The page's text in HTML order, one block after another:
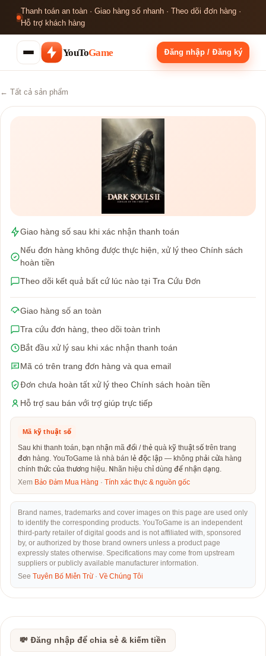
Thanh toán an toàn · Giao hàng số nhanh · Theo dõi đơn hàng ·
Hỗ trợ khách hàng
YouToGame Đăng nhập / Đăng ký
← Tất cả sản phẩm
Giao hàng số sau khi xác nhận thanh toán
Nếu đơn hàng không được thực hiện, xử lý theo Chính sách
hoàn tiền
Theo dõi kết quả bất cứ lúc nào tại Tra Cứu Đơn
Giao hàng số an toàn
Tra cứu đơn hàng, theo dõi toàn trình
Bắt đầu xử lý sau khi xác nhận thanh toán
Mã có trên trang đơn hàng và qua email
Đơn chưa hoàn tất xử lý theo Chính sách hoàn tiền
Hỗ trợ sau bán với trợ giúp trực tiếp
Mã kỹ thuật số
Sau khi thanh toán, bạn nhận mã đổi / thẻ quà kỹ thuật số trên trang
đơn hàng. YouToGame là nhà bán lẻ độc lập — không phải cửa hàng
chính thức của thương hiệu. Nhãn hiệu chỉ dùng để nhận dạng.
Xem Bảo Đảm Mua Hàng · Tính xác thực & nguồn gốc
Brand names, trademarks and cover images on this page are used only
to identify the corresponding products. YouToGame is an independent
third-party retailer of digital goods and is not affiliated with, sponsored
by, or authorized by those brand owners unless a product page
expressly states otherwise. Specifications may come from upstream
suppliers or publicly available manufacturer information.
See Tuyên Bố Miễn Trừ· Về Chúng Tôi
💸 Đăng nhập để chia sẻ & kiếm tiền